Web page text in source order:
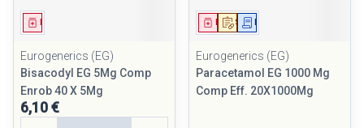
Eurogenerics (EG)
Bisacodyl EG 5Mg Comp
Enrob 40 X 5Mg
6,10 €
Sur prescription
Médicament
Eurogenerics (EG)
Paracetamol EG 1000 Mg
Comp Eff. 20X1000Mg